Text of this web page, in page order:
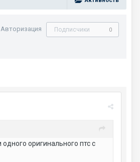
Авторизация Подписчики 0
оригинального птс с